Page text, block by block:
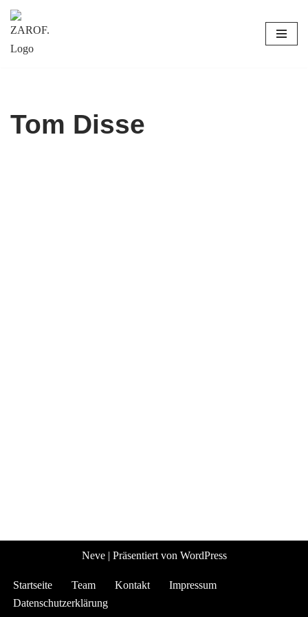
Inhalt
Tom Disse
Neve| Präsentiert von WordPress
Startseite Team Kontakt
Impressum
Datenschutzerklärung